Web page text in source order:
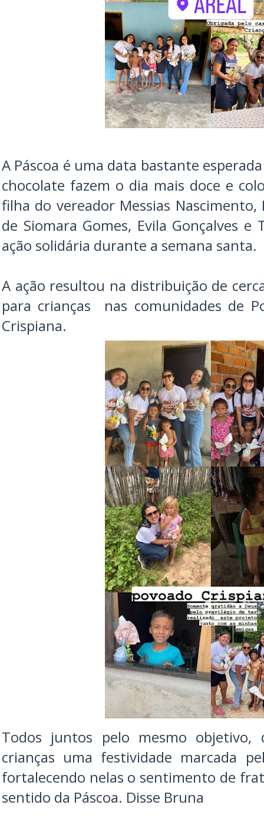
A Páscoa é uma data bastante
chocolate fazem o dia mais doce e
filha do vereador Messias
de Siomara Gomes, Evila Gonçalves e
ação solidária durante a semana santa.
A ação resultou na distribuição de
para crianças nas comunidades de
Crispiana.
Todos juntos pelo mesmo objetivo,
crianças uma festividade marcada
fortalecendo nelas o sentimento de
sentido da Páscoa. Disse Bruna